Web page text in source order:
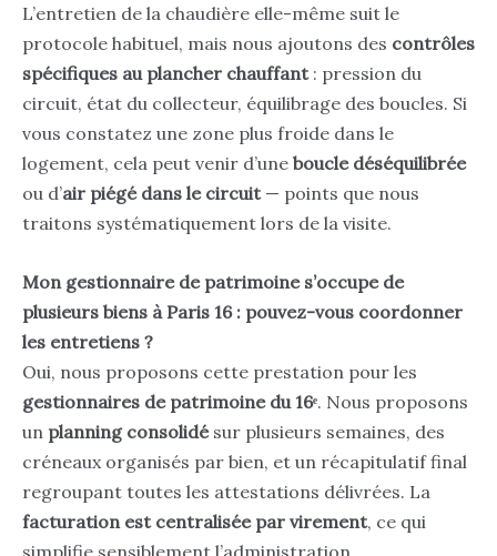
L’entretien de la chaudière elle-même suit le
protocole habituel, mais nous ajoutons des contrôles
spécifiques au plancher chauffant: pression du
circuit, état du collecteur, équilibrage des boucles. Si
vous constatez une zone plus froide dans le
logement, cela peut venir d’une boucle déséquilibrée
ou d’air piégé dans le circuit— points que nous
traitons systématiquement lors de la visite.
Mon gestionnaire de patrimoine s’occupe de
plusieurs biens à Paris 16 : pouvez-vous coordonner
les entretiens ?
Oui, nous proposons cette prestation pour les
gestionnaires de patrimoine du 16ᵉ. Nous proposons
un planning consolidésur plusieurs semaines, des
créneaux organisés par bien, et un récapitulatif final
regroupant toutes les attestations délivrées. La
facturation est centralisée par virement, ce qui
simplifie sensiblement l’administration.